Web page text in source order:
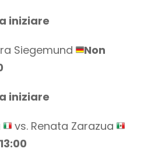
iniziare
Siegemund
Non
iniziare
vs. Renata Zarazua